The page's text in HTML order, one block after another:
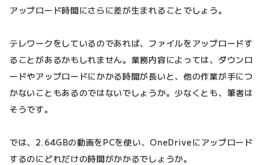
アップロード時間にさらに差が生まれることでしょう。
テレワークをしているのであれば、ファイルをアップロードす
ることがあるかもしれません。業務内容によっては、ダウンロ
ードやアップロードにかかる時間が長いと、他の作業が手につ
かないこともあるのではないでしょうか。少なくとも、筆者は
そうです。
では、2.64GBの動画をPCを使い、OneDriveにアップロード
するのにどれだけの時間がかかるでしょうか。